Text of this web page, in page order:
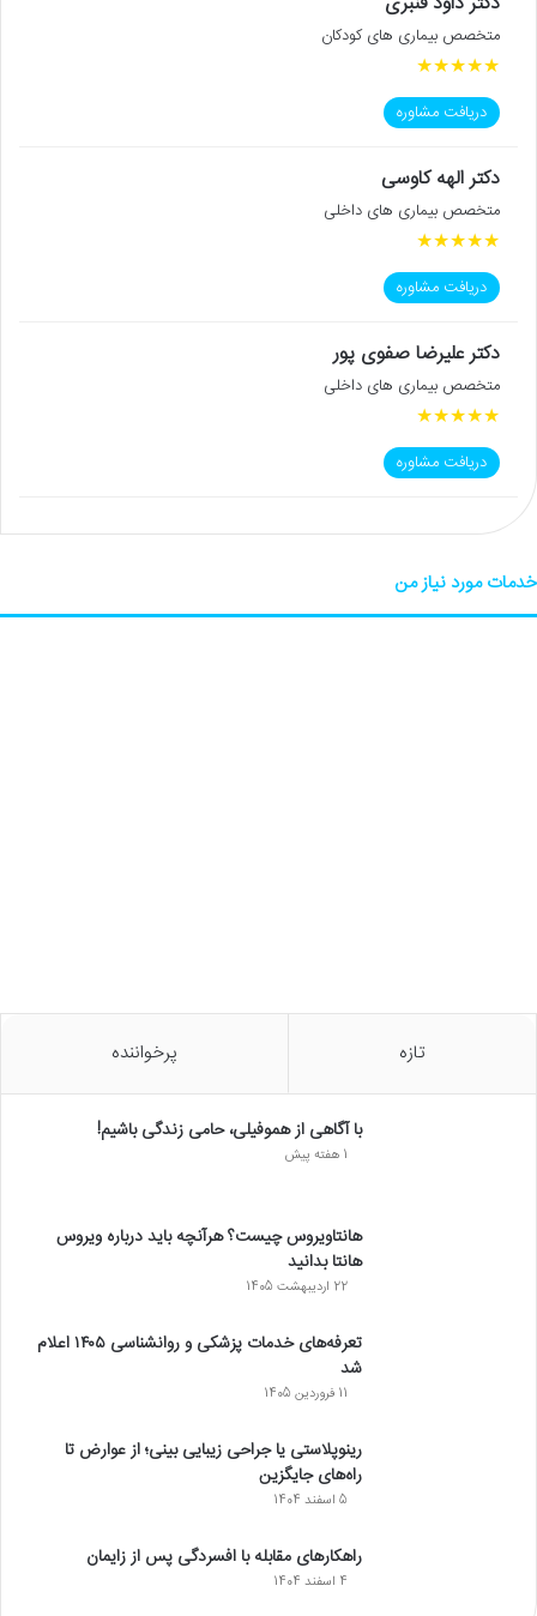
متخصص بیماری های کودکان
★
★
★
★
★
دریافت مشاوره
دکتر الهه کاوسی
متخصص بیماری های داخلی
★
★
★
★
★
دریافت مشاوره
دکتر علیرضا صفوی پور
متخصص بیماری های داخلی
★
★
★
★
★
دریافت مشاوره
خدمات مورد نیاز من
تازه پرخواننده
با آگاهی از هموفیلی، حامی زندگی باشیم!
1 هفته پیش
هانتاویروس چیست؟ هرآنچه باید درباره ویروس
هانتا بدانید
22 اردیبهشت 1405
تعرفه‌های خدمات پزشکی و روانشناسی ۱۴۰۵ اعلام
شد
11 فروردین 1405
رینوپلاستی یا جراحی زیبایی بینی؛ از عوارض تا
راه‌های جایگزین
5 اسفند 1404
راهکارهای مقابله با افسردگی پس از زایمان
4 اسفند 1404